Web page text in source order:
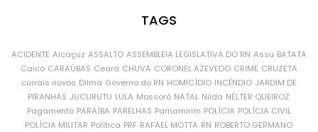
TAGS
ACIDENTE Alcaçuz ASSALTO ASSEMBLEIA LEGISLATIVA DO RN Assu BATATA
Caicó CARAÚBAS Ceará CHUVA CORONEL AZEVEDO CRIME CRUZETA
currais novos Dilma Governo do RN HOMICÍDIO INCÊNDIO JARDIM DE
PIRANHAS JUCURUTU LULA Mossoró NATAL Nilda NÉLTER QUEIROZ
Pagamento PARAÍBA PARELHAS Parnamirim POLÍCIA POLÍCIA CIVIL
POLÍCIA MILITAR Política PRF RAFAEL MOTTA RN ROBERTO GERMANO